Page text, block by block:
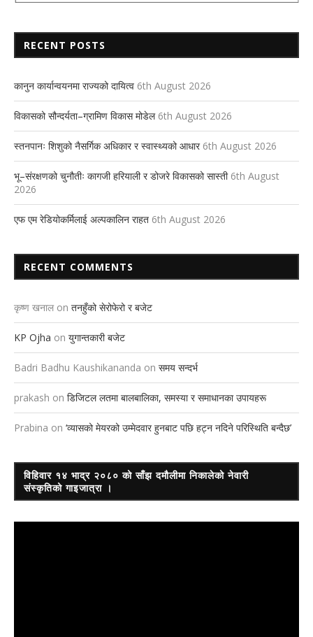
RECENT POSTS
कानुन कार्यान्वयनमा राज्यको दायित्व 6th August 2026
विकासको सौन्दर्यता–ग्रामिण विकास मोडेल 6th August 2026
स्तनपानः शिशुको नैसर्गिक अधिकार र स्वास्थ्यको आधार 6th August 2026
भू–संरक्षणको चुनौतीः कागजी हरियाली र डोजरे विकासको सास्ती 6th August
2026
एफ एम रेडियोकर्मिलाई अल्पकालिन राहत 6th August 2026
RECENT COMMENTS
कृष्ण खनाल on तनहुँको सेरोफेरो र बजेट
KP Ojha on युगान्तकारी बजेट
Badri Badhu Kaushikananda on समय सन्दर्भ
prakash on डिजिटल लतमा बालबालिका, समस्या र समाधानका उपायहरू
Prabina on ‘व्यासको मेयरको उम्मेदवार हुनबाट पछि हट्न नदिने परिस्थिति बन्दैछ’
विहिवार १४ भाद्र २०८० को साँझ दमौलीमा निकालेको नेवारी
संस्कृतिको गाइजात्रा ।